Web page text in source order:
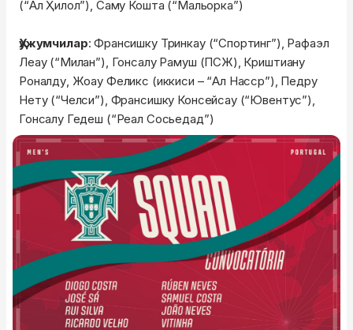
(“Ал Ҳилол”), Саму Кошта (“Мальорка”)
Ҳужумчилар: Франсишку Тринкау (“Спортинг”), Рафаэл
Леау (“Милан”), Гонсалу Рамуш (ПСЖ), Криштиану
Роналду, Жоау Феликс (иккиси – “Ал Насср”), Педру
Нету (“Челси”), Франсишку Консейсау (“Ювентус”),
Гонсалу Гедеш (“Реал Сосьедад”)